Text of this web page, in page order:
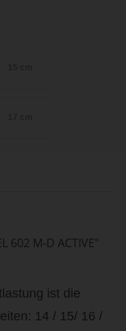
602 M-D ACTIVE"
ist die
14 / 15/ 16 /